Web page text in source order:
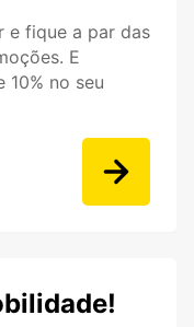
e fique a par das
E
no seu